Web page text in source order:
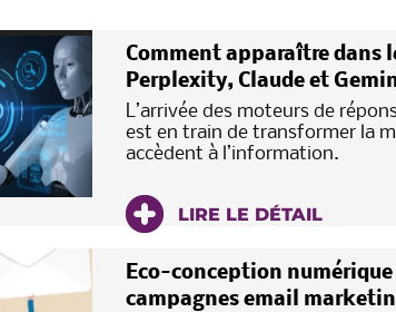
Comment apparaître dans
Perplexity, Claude et
L’arrivée des moteurs de
est en train de transformer la
accèdent à l’information.
LIRE LE DÉTAIL
Eco-conception
campagnes email